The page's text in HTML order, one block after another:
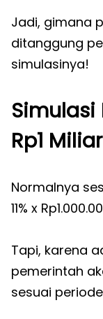
Jadi, gimana
ditanggung
simulasinya!
Simulasi
Rp1
Normalnya
11% x
Tapi, karena
pemerintah
sesuai